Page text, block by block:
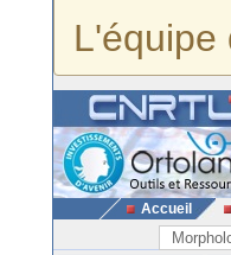
L'équipe
Accueil